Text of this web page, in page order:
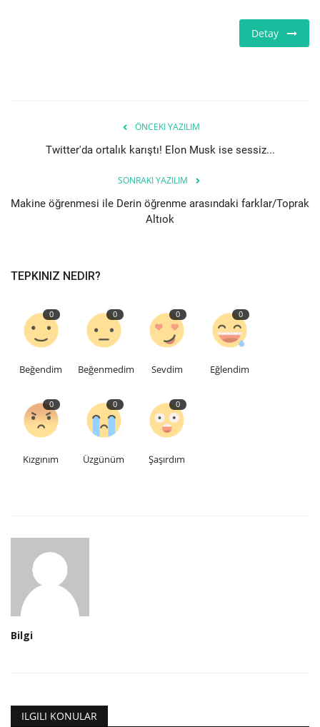
Detay
ÖNCEKI YAZILIM
Twitter'da ortalık karıştı! Elon Musk ise sessiz...
SONRAKI YAZILIM
Makine öğrenmesi ile Derin öğrenme arasındaki farklar/Toprak
Altıok
TEPKINIZ NEDIR?
0
Beğendim
0
Beğenmedim
0
Sevdim
0
Eğlendim
0
Kızgınım
0
Üzgünüm
0
Şaşırdım
Bilgi
ILGILI KONULAR